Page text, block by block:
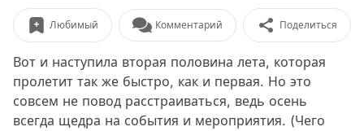
Любимый Комментарий Поделиться
Вот и наступила вторая половина лета, которая
пролетит так же быстро, как и первая. Но это
совсем не повод расстраиваться, ведь осень
всегда щедра на события и мероприятия. (Чего